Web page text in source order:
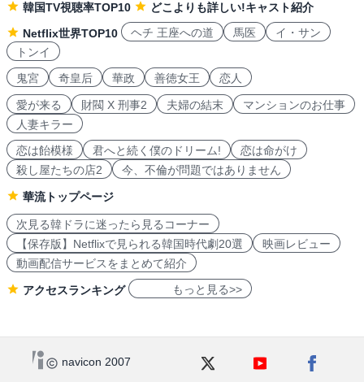
韓国TV視聴率TOP10
どこよりも詳しい!キャスト紹介
Netflix世界TOP10
ヘチ 王座への道 馬医
イ・サン
トンイ
鬼宮
奇皇后 華政 善徳女王 恋人
愛が来る 財閥 X 刑事2 夫婦の結末
マンションのお仕事
人妻キラー
恋は飴模様
君へと続く僕のドリーム!
恋は命がけ
殺し屋たちの店2
今、不倫が問題ではありません
華流トップページ
次見る韓ドラに迷ったら見るコーナー
【保存版】Netflixで見られる韓国時代劇20選
映画レビュー
動画配信サービスをまとめて紹介
アクセスランキング もっと見る>>
navicon 2007